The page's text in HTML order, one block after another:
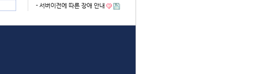
- 서버이전에 따른 장애 안내